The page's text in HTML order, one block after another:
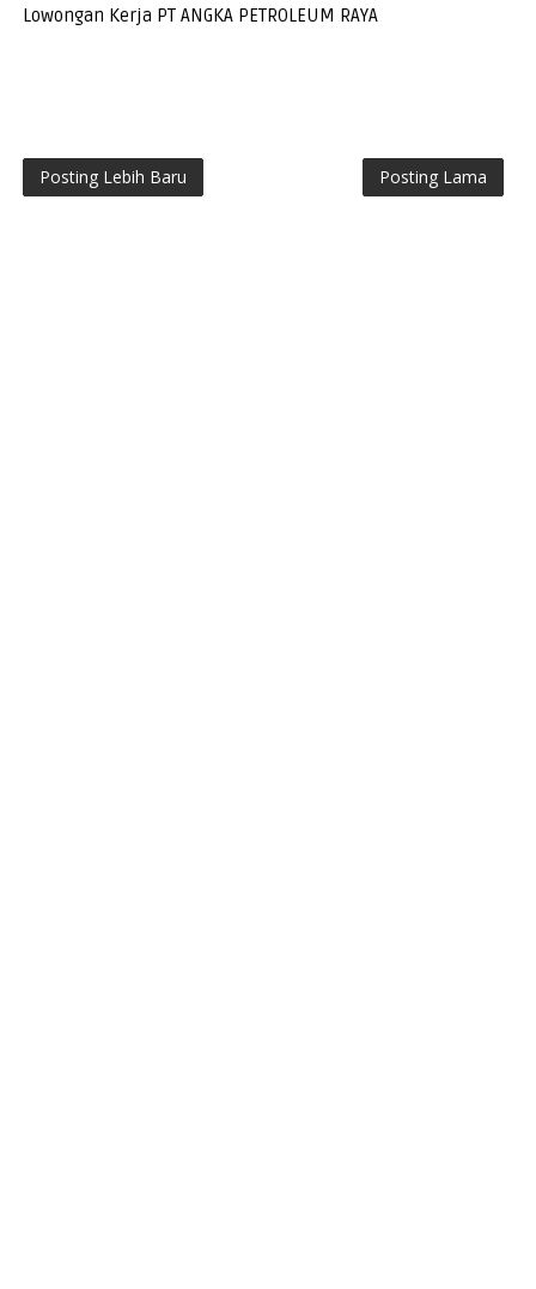
Lowongan Kerja PT ANGKA PETROLEUM RAYA
Posting Lebih Baru Posting Lama